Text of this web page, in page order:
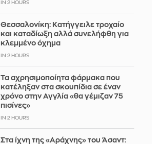
IN 2 HOURS
Θεσσαλονίκη: Κατήγγειλε τροχαίο
και καταδίωξη αλλά συνελήφθη για
κλεμμένο όχημα
IN 2 HOURS
Τα αχρησιμοποίητα φάρμακα που
κατέληξαν στα σκουπίδια σε έναν
χρόνο στην Αγγλία «θα γέμιζαν 75
πισίνες»
IN 2 HOURS
Στα ίχνη της «Αράχνης» του Άσαντ: